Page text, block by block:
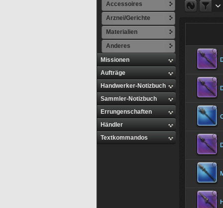
Accessoires
Arznei/Gerichte
Materialien
Anderes
Missionen
Aufträge
Handwerker-Notizbuch
Sammler-Notizbuch
Errungenschaften
Händler
Textkommandos